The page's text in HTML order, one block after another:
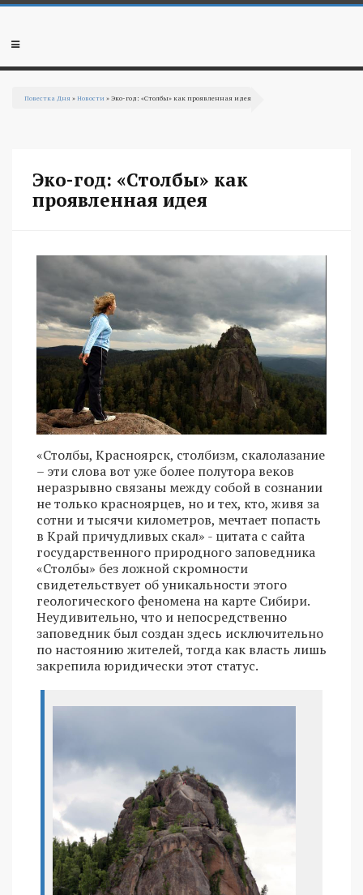
Перейти к основному содержанию
Мобильное
Повестка Дня »Новости » Эко-год: «Столбы» как проявленная идея
Эко-год: «Столбы» как
проявленная идея
«Столбы, Красноярск, столбизм, скалолазание
– эти слова вот уже более полутора веков
неразрывно связаны между собой в сознании
не только красноярцев, но и тех, кто, живя за
сотни и тысячи километров, мечтает попасть
в Край причудливых скал» - цитата с сайта
государственного природного заповедника
«Столбы» без ложной скромности
свидетельствует об уникальности этого
геологического феномена на карте Сибири.
Неудивительно, что и непосредственно
заповедник был создан здесь исключительно
по настоянию жителей, тогда как власть лишь
закрепила юридически этот статус.